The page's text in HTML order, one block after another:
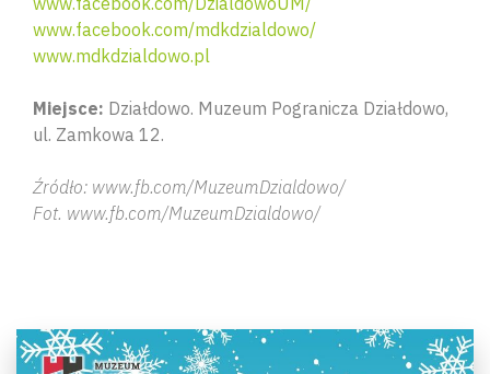
www.facebook.com/mdkdzialdowo/
www.mdkdzialdowo.pl
Miejsce: Działdowo. Muzeum Pogranicza Działdowo,
ul. Zamkowa 12.
Źródło: www.fb.com/MuzeumDzialdowo/
Fot. www.fb.com/MuzeumDzialdowo/